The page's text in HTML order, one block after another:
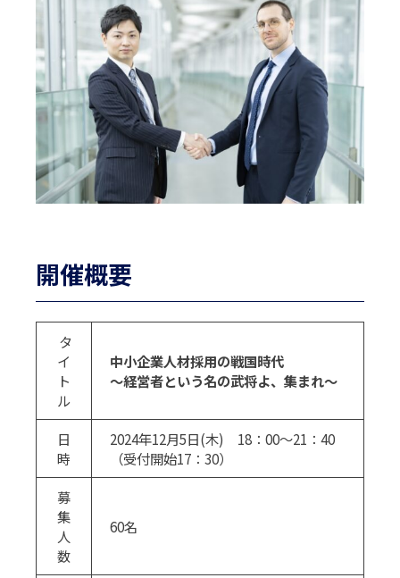
開催概要
タ
イ
ト
ル
中小企業人材採用の戦国時代
～経営者という名の武将よ、集まれ～
日
時
2024年12月5日(木) 18：00～21：40
（受付開始17：30）
募
集
人
数
60名